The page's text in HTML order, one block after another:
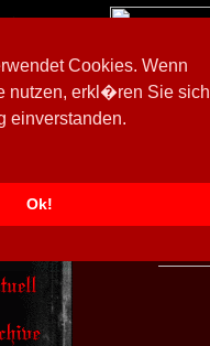
Cookies. Wenn
nutzen, erkl�ren Sie sich
einverstanden.
Ok!
M3]